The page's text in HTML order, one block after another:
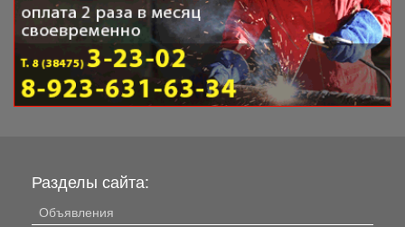
Разделы сайта:
Объявления